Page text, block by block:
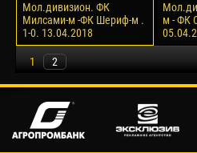
Мол.дивизион. ФК
Милсами-м -ФК Шериф-м .
1-0. 13.04.2018
м - ФК
1 2